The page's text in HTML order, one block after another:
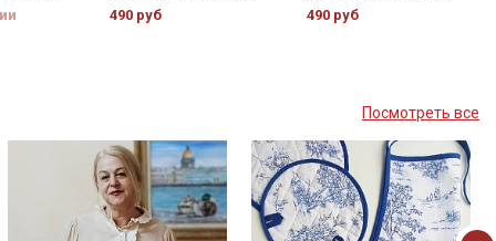
490 руб 490 руб
Посмотреть все